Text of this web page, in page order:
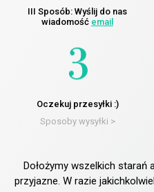
III Sposób: Wyślij do nas
wiadomość email
Oczekuj przesyłki :)
Sposoby wysyłki >
Dołożymy wszelkich starań
przyjazne. W razie